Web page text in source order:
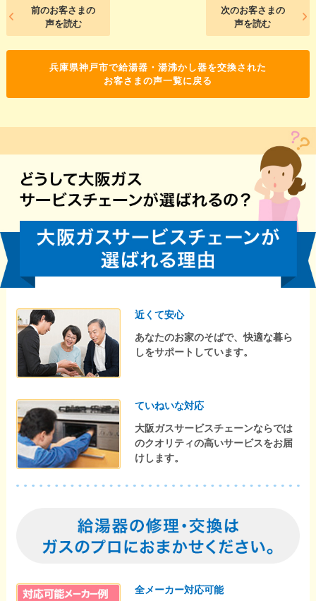
前のお客さまの
声を読む
次のお客さまの
声を読む
兵庫県神戸市で給湯器・湯沸かし器を交換された
お客さまの声一覧に戻る
近くて安心
あなたのお家のそばで、快適な暮ら
しをサポートしています。
ていねいな対応
大阪ガスサービスチェーンならでは
のクオリティの高いサービスをお届
けします。
全メーカー対応可能